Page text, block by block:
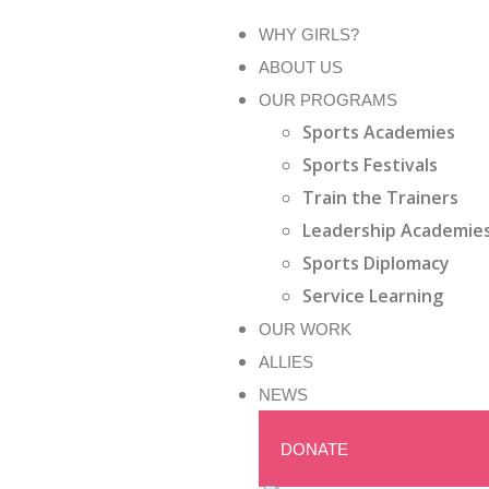
WHY GIRLS?
ABOUT US
OUR PROGRAMS
Sports Academies
Sports Festivals
Train the Trainers
Leadership
Sports Diplomacy
Service Learning
OUR WORK
ALLIES
NEWS
DONATE